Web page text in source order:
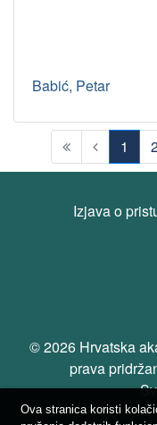
Babić, Petar
1
Izjava o
© 2026 Hrvatska
prava
Ova stranica koristi